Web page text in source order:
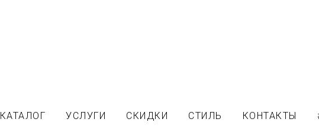
КАТАЛОГ УСЛУГИ СКИДКИ СТИЛЬ КОНТАКТЫ